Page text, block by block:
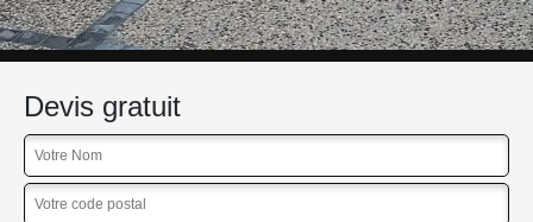
Devis gratuit